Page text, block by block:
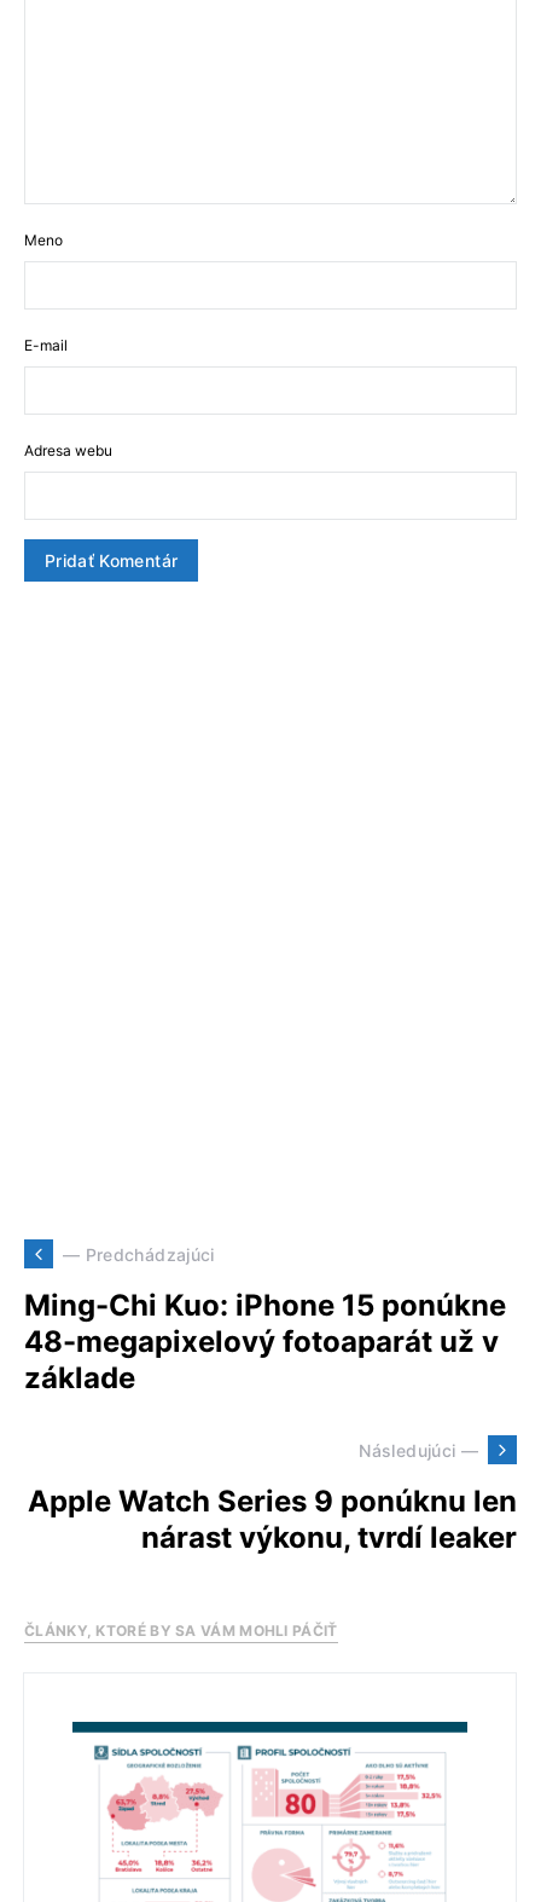
Meno
E-mail
Adresa webu
— Predchádzajúci
Ming-Chi Kuo: iPhone 15 ponúkne
48-megapixelový fotoaparát už v
základe
Následujúci —
Apple Watch Series 9 ponúknu len
nárast výkonu, tvrdí leaker
ČLÁNKY, KTORÉ BY SA VÁM MOHLI PÁČIŤ